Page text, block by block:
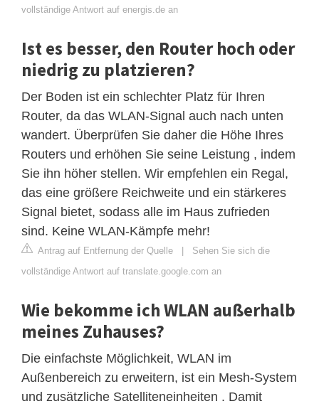
vollständige Antwort auf energis.de an
Ist es besser, den Router hoch oder
niedrig zu platzieren?
Der Boden ist ein schlechter Platz für Ihren
Router, da das WLAN-Signal auch nach unten
wandert. Überprüfen Sie daher die Höhe Ihres
Routers und erhöhen Sie seine Leistung , indem
Sie ihn höher stellen. Wir empfehlen ein Regal,
das eine größere Reichweite und ein stärkeres
Signal bietet, sodass alle im Haus zufrieden
sind. Keine WLAN-Kämpfe mehr!
Antrag auf Entfernung der Quelle | Sehen Sie sich die
vollständige Antwort auf translate.google.com an
Wie bekomme ich WLAN außerhalb
meines Zuhauses?
Die einfachste Möglichkeit, WLAN im
Außenbereich zu erweitern, ist ein Mesh-System
und zusätzliche Satelliteneinheiten . Damit